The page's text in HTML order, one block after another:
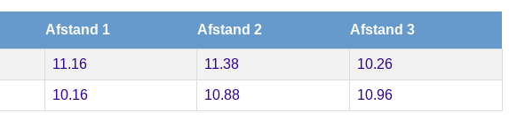
Afstand 1 Afstand 2 Afstand 3
11.16 11.38 10.26
10.16 10.88 10.96